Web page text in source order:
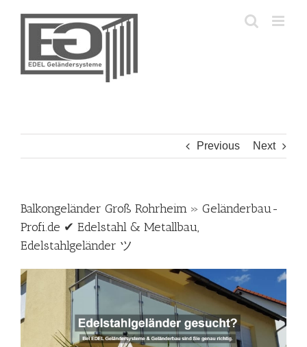
Previous Next
Balkongeländer Groß Rohrheim » Geländerbau-
Profi.de ✔ Edelstahl & Metallbau,
Edelstahlgeländer ツ